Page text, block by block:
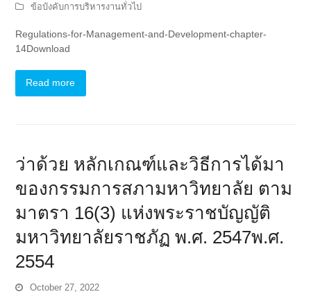
ข้อบังคับการบริหารงานทั่วไป
Regulations-for-Management-and-Development-chapter-
14Download
Read more
ว่าด้วย หลักเกณฑ์และวิธีการได้มา
ของกรรมการสภามหาวิทยาลัย ตาม
มาตรา 16(3) แห่งพระราชบัญญัติ
มหาวิทยาลัยราชภัฏ พ.ศ. 2547พ.ศ.
2554
October 27, 2022